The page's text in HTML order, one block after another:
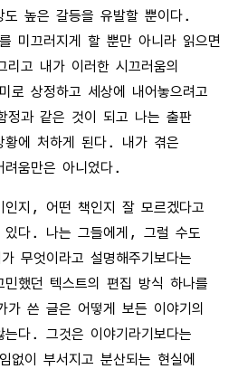
도 높은 갈등을 유발할 뿐이다.
미끄러지게 할 뿐만 아니라 읽으면
고 내가 이러한 시끄러움의
로 상정하고 세상에 내어놓으려고
과 같은 것이 되고 나는 출판
황에 처하게 된다. 내가 겪은
움만은 아니었다.
인지, 어떤 책인지 잘 모르겠다고
있다. 나는 그들에게, 그럴 수도
무엇이라고 설명해주기보다는
했던 텍스트의 편집 방식 하나를
가 쓴 글은 어떻게 보든 이야기의
다. 그것은 이야기라기보다는
없이 부서지고 분산되는 현실에